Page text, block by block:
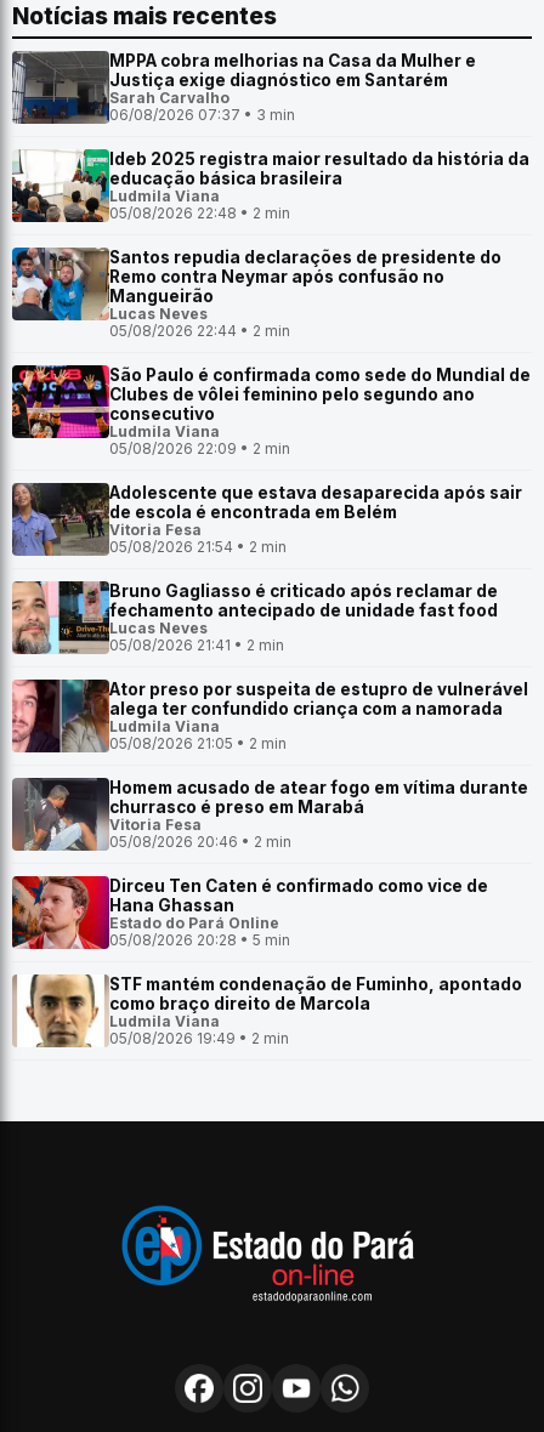
Notícias mais recentes
MPPA cobra melhorias na Casa da Mulher e
Justiça exige diagnóstico em Santarém
Sarah Carvalho
06/08/2026 07:37 • 3 min
Ideb 2025 registra maior resultado da história da
educação básica brasileira
Ludmila Viana
05/08/2026 22:48 • 2 min
Santos repudia declarações de presidente do
Remo contra Neymar após confusão no
Mangueirão
Lucas Neves
05/08/2026 22:44 • 2 min
São Paulo é confirmada como sede do Mundial de
Clubes de vôlei feminino pelo segundo ano
consecutivo
Ludmila Viana
05/08/2026 22:09 • 2 min
Adolescente que estava desaparecida após sair
de escola é encontrada em Belém
Vitoria Fesa
05/08/2026 21:54 • 2 min
Bruno Gagliasso é criticado após reclamar de
fechamento antecipado de unidade fast food
Lucas Neves
05/08/2026 21:41 • 2 min
Ator preso por suspeita de estupro de vulnerável
alega ter confundido criança com a namorada
Ludmila Viana
05/08/2026 21:05 • 2 min
Homem acusado de atear fogo em vítima durante
churrasco é preso em Marabá
Vitoria Fesa
05/08/2026 20:46 • 2 min
Dirceu Ten Caten é confirmado como vice de
Hana Ghassan
Estado do Pará Online
05/08/2026 20:28 • 5 min
STF mantém condenação de Fuminho, apontado
como braço direito de Marcola
Ludmila Viana
05/08/2026 19:49 • 2 min